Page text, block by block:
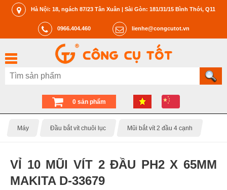
Hà Nội: 18, ngách 87/23 Tân Xuân | Sài Gòn: 181/31/15 Bình Thới, Q11
0966.404.460 lienhe@congcutot.vn
0 sản phẩm
Máy Đầu bắt vít chuôi lục Mũi bắt vít 2 đầu 4 cạnh
VỈ 10 MŨI VÍT 2 ĐẦU PH2 X 65MM
MAKITA D-33679